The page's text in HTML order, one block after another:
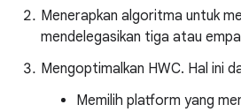
Menerapkan algoritma untuk
mendelegasikan tiga atau
Mengoptimalkan HWC. Hal ini
Memilih platform yang